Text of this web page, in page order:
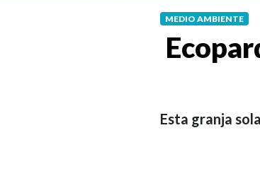
MEDIO AMBIENTE
Esta granja